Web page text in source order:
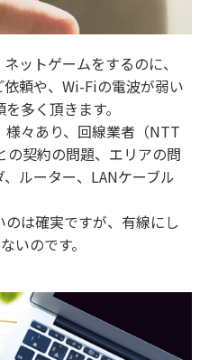
ットゲームをするのに、
頼や、Wi-Fiの電波が弱い
多く頂きます。
様々あり、回線業者（NTT
の契約の問題、エリアの問
ルーター、LANケーブル
は確実ですが、有線にし
いのです。